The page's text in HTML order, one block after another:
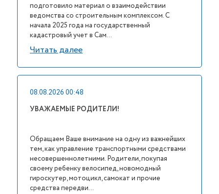
подготовило материал о взаимодействии
ведомства со строительным комплексом. С
начала 2025 года на государственный
кадастровый учет в Сам...
Читать далее
08.08.2026 00:48
УВАЖАЕМЫЕ РОДИТЕЛИ!
Обращаем Ваше внимание на одну из важнейших
тем, как управление транспортными средствами
несовершеннолетними. Родители, покупая
своему ребенку велосипед, новомодный
гироскутер, мотоцикл, самокат и прочие
средства передви...